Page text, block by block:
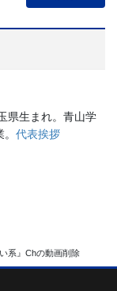
県生まれ。青山学
代表挨拶
系』Chの動画削除